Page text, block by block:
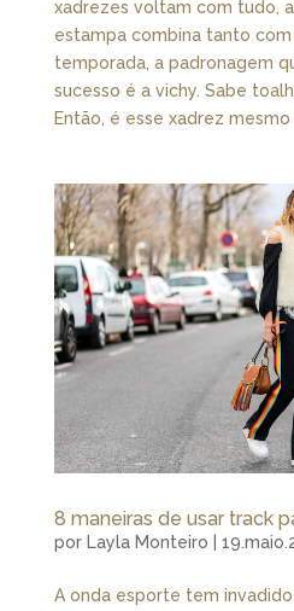
xadrezes voltam com tudo,
estampa combina tanto com
temporada, a padronagem
sucesso é a vichy. Sabe
Então, é esse xadrez
8 maneiras de usar track
por Layla Monteiro |
A onda esporte tem